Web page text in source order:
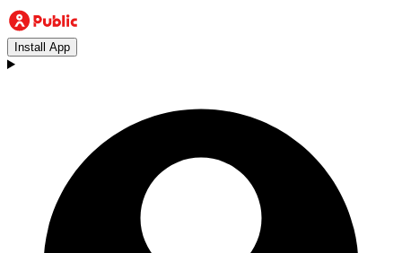
Install App